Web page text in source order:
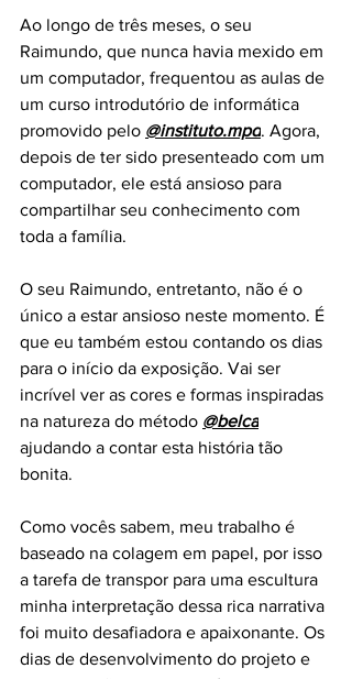
Ao longo de três meses, o seu
Raimundo, que nunca havia mexido em
um computador, frequentou as aulas de
um curso introdutório de informática
promovido pelo @instituto.mpd. Agora,
depois de ter sido presenteado com um
computador, ele está ansioso para
compartilhar seu conhecimento com
toda a família.
O seu Raimundo, entretanto, não é o
único a estar ansioso neste momento. É
que eu também estou contando os dias
para o início da exposição. Vai ser
incrível ver as cores e formas inspiradas
na natureza do método @belca
ajudando a contar esta história tão
bonita.
Como vocês sabem, meu trabalho é
baseado na colagem em papel, por isso
a tarefa de transpor para uma escultura
minha interpretação dessa rica narrativa
foi muito desafiadora e apaixonante. Os
dias de desenvolvimento do projeto e